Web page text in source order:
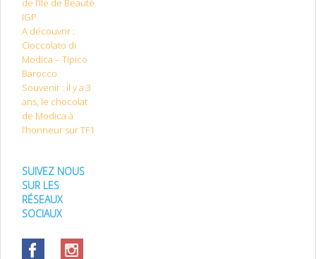
de l’Ile de Beauté
IGP
A découvrir :
Cioccolato di
Modica – Tipico
Barocco
Souvenir : il y a 3
ans, le chocolat
de Modica à
l’honneur sur TF1
SUIVEZ NOUS
SUR LES
RÉSEAUX
SOCIAUX